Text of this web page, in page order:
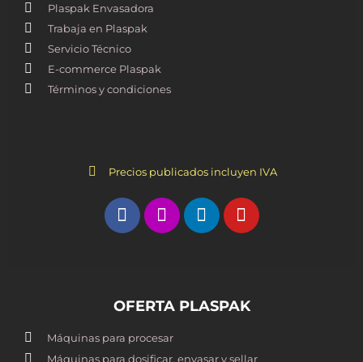
Plaspak Envasadora
Trabaja en Plaspak
Servicio Técnico
E-commerce Plaspak
Términos y condiciones
Precios publicados incluyen IVA
OFERTA PLASPAK
Máquinas para procesar
Máquinas para dosificar, envasar y sellar